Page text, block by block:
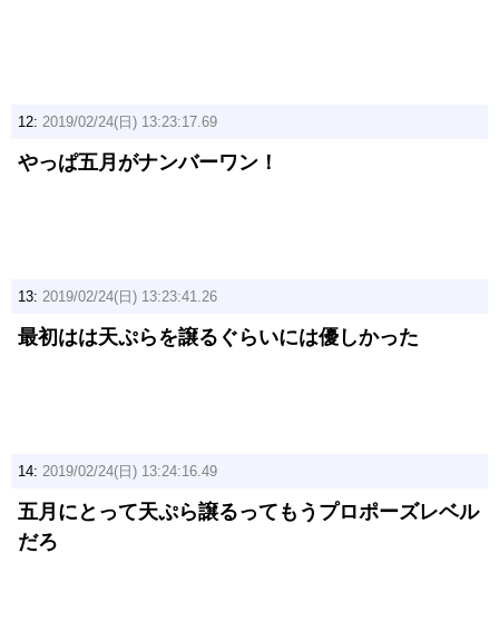
12: 2019/02/24(日) 13:23:17.69
やっぱ五月がナンバーワン！
13: 2019/02/24(日) 13:23:41.26
最初はは天ぷらを譲るぐらいには優しかった
14: 2019/02/24(日) 13:24:16.49
五月にとって天ぷら譲るってもうプロポーズレベル
だろ